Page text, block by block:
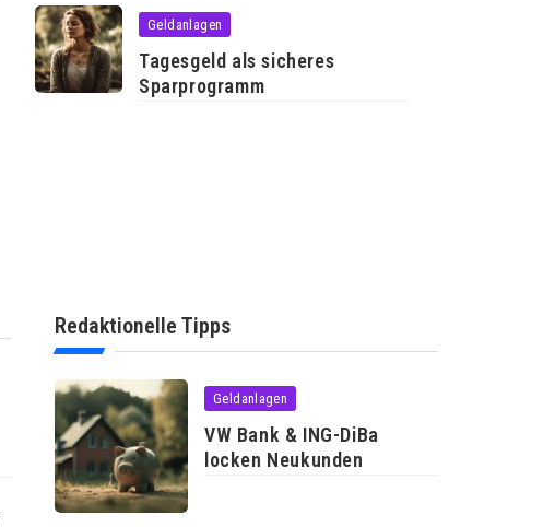
Geldanlagen
Tagesgeld als sicheres
Sparprogramm
Redaktionelle Tipps
Geldanlagen
VW Bank & ING-DiBa
locken Neukunden